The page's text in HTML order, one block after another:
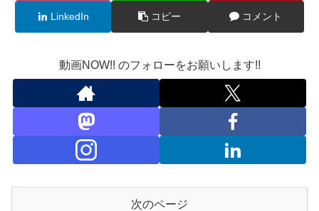
LinkedIn コピー コメント
動画NOW!! のフォローをお願いします!!
次のページ